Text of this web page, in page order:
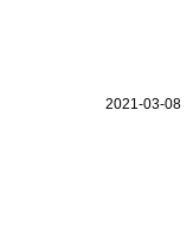
2021-03-08